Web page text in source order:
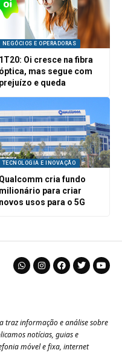
NEGÓCIOS E OPERADORAS
1T20: Oi cresce na fibra
óptica, mas segue com
prejuízo e queda
TECNOLOGIA E INOVAÇÃO
Qualcomm cria fundo
milionário para criar
novos usos para o 5G
traz informação e análise sobre
notícias, guias e
móvel e fixa, internet